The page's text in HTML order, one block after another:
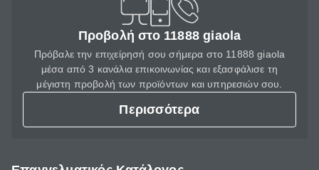
Προβολή στο 11888 giaola
Πρόβαλε την επιχείρησή σου σήμερα στο 11888 giaola
μέσα από 3 κανάλια επικοινωνίας και εξασφάλισε τη
μέγιστη προβολή των προϊόντων και υπηρεσιών σου.
Περισσότερα